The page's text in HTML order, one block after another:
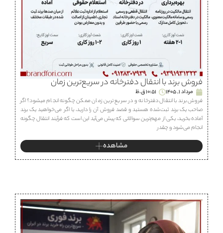
فروش برند با انتقال دفترخانه در سریع‌ترین زمان
مرداد 1, 1405
10:51 ق.ظ
فروش برند با انتقال دفترخانه و در سریع ترین زمان ممکن چگونه انجام میشود؟ اگر
صاحب یک برند ثبت‌شده هستید و قصد فروش آن را دارید، یا اگر می‌خواهید یک برند
آماده بخرید، یکی از مهم‌ترین سوالاتی که پیش می‌آید این است که فرآیند انتقال چگونه
انجام می‌شود و چقدر
مشاهده